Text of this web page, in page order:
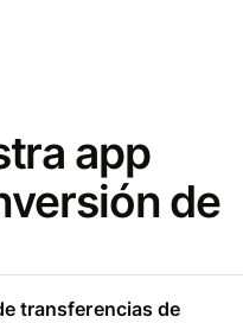
app
de
transferencias de